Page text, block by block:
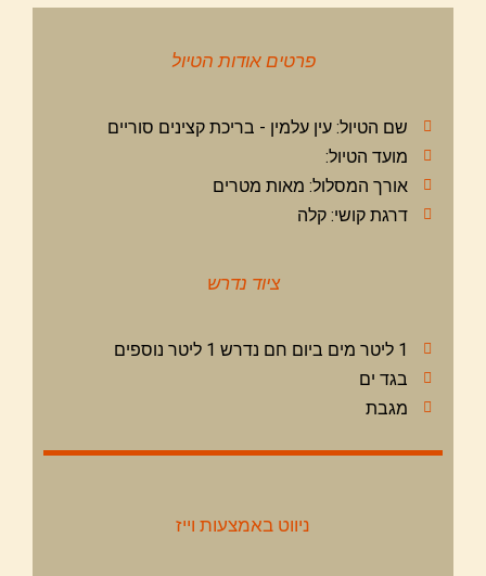
פרטים אודות הטיול
שם הטיול: עין עלמין - בריכת קצינים סוריים
מועד הטיול:
אורך המסלול: מאות מטרים
דרגת קושי: קלה
ציוד נדרש
1 ליטר מים ביום חם נדרש 1 ליטר נוספים
בגד ים
מגבת
ניווט באמצעות וייז